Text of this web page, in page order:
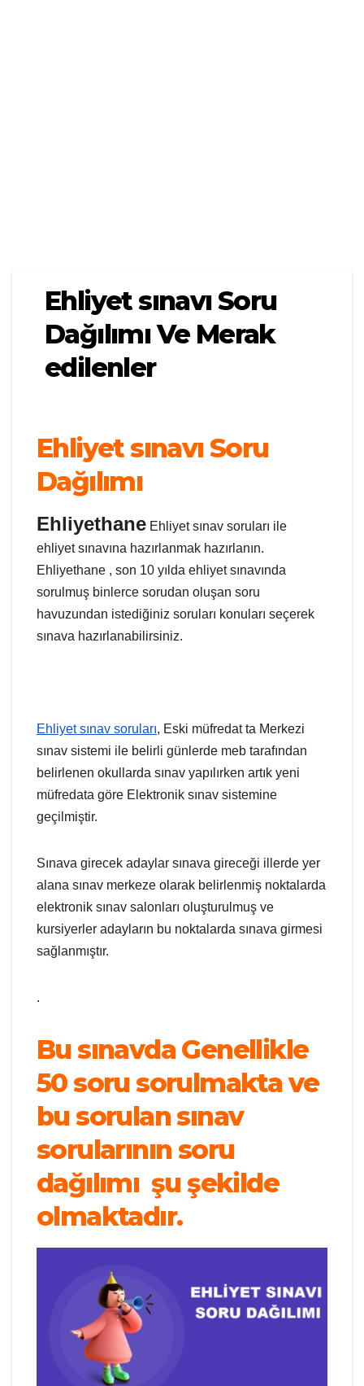
Ehliyet sınavı Soru
Dağılımı Ve Merak
edilenler
Ehliyet sınavı Soru
Dağılımı
Ehliyethane Ehliyet sınav soruları ile
ehliyet sınavına hazırlanmak hazırlanın.
Ehliyethane , son 10 yılda ehliyet sınavında
sorulmuş binlerce sorudan oluşan soru
havuzundan istediğiniz soruları konuları seçerek
sınava hazırlanabilirsiniz.
Ehliyet sınav soruları, Eski müfredat ta Merkezi
sınav sistemi ile belirli günlerde meb tarafından
belirlenen okullarda sınav yapılırken artık yeni
müfredata göre Elektronik sınav sistemine
geçilmiştir.
Sınava girecek adaylar sınava gireceği illerde yer
alana sınav merkeze olarak belirlenmiş noktalarda
elektronik sınav salonları oluşturulmuş ve
kursiyerler adayların bu noktalarda sınava girmesi
sağlanmıştır.
.
Bu sınavda Genellikle
50 soru sorulmakta ve
bu sorulan sınav
sorularının soru
dağılımı şu şekilde
olmaktadır.